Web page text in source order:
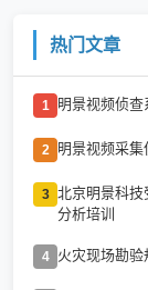
热门文章
1 明景视频侦
2 明景视频采
3 北京明景科技
分析培训
4 火灾现场勘